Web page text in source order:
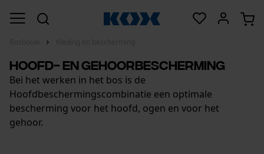
Hoofd- en gehoorbescherming
Bei het werken in het bos is de
Hoofdbeschermingscombinatie een optimale
bescherming voor het hoofd, ogen en voor het
gehoor.